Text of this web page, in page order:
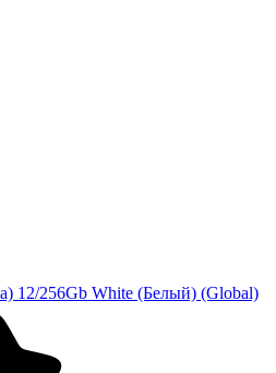
12/256Gb White (Белый) (Global)